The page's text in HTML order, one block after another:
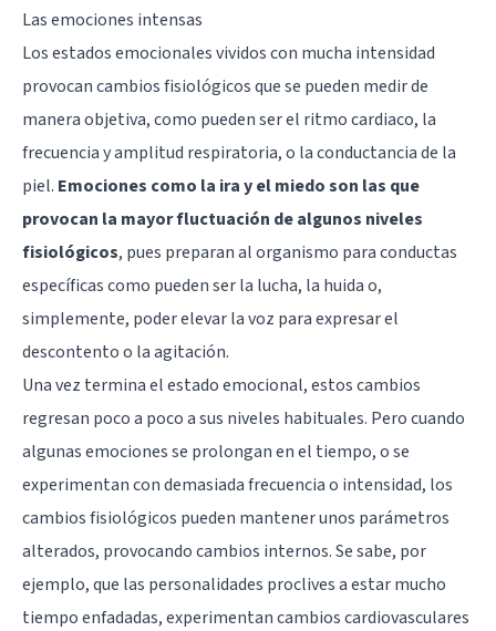
Las emociones intensas
Los estados emocionales vividos con mucha intensidad
provocan cambios fisiológicos que se pueden medir de
manera objetiva, como pueden ser el ritmo cardiaco, la
frecuencia y amplitud respiratoria, o la conductancia de la
piel. Emociones como la ira y el miedo son las que
provocan la mayor fluctuación de algunos niveles
fisiológicos, pues preparan al organismo para conductas
específicas como pueden ser la lucha, la huida o,
simplemente, poder elevar la voz para expresar el
descontento o la agitación.
Una vez termina el estado emocional, estos cambios
regresan poco a poco a sus niveles habituales. Pero cuando
algunas emociones se prolongan en el tiempo, o se
experimentan con demasiada frecuencia o intensidad, los
cambios fisiológicos pueden mantener unos parámetros
alterados, provocando cambios internos. Se sabe, por
ejemplo, que las personalidades proclives a estar mucho
tiempo enfadadas, experimentan cambios cardiovasculares